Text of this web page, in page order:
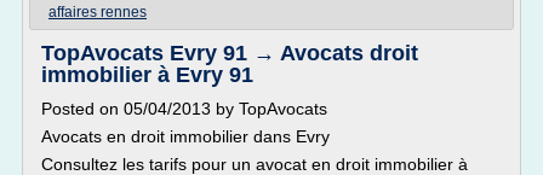
affaires rennes
TopAvocats Evry 91 → Avocats droit
immobilier à Evry 91
Posted on 05/04/2013 by TopAvocats
Avocats en droit immobilier dans Evry
Consultez les tarifs pour un avocat en droit immobilier à